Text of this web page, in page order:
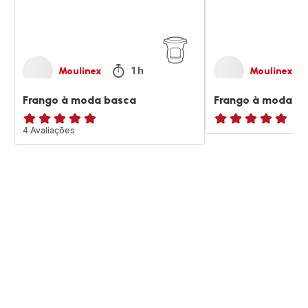
Moulinex 1 h
Frango à moda basca
Avaliações
de
4 Avaliações
Moulinex
Frango à moda
ratings.NaN